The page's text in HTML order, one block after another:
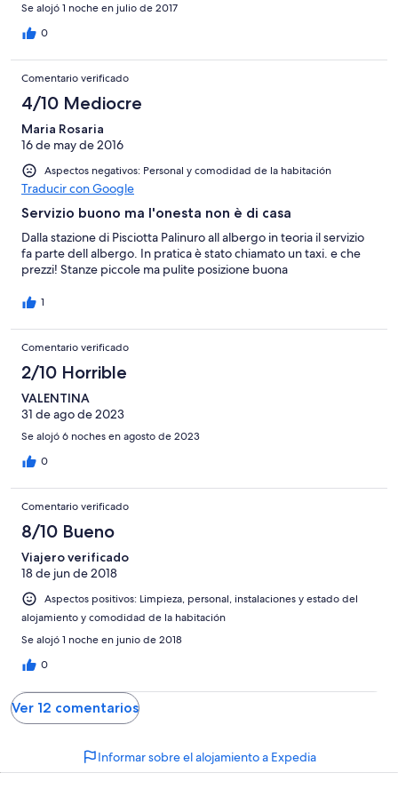
Se alojó 1 noche en julio de 2017
0
Comentario verificado
4/10 Mediocre
Maria Rosaria
16 de may de 2016
Aspectos negativos: Personal y comodidad de la habitación
Traducir con Google
Servizio buono ma l'onesta non è di casa
Dalla stazione di Pisciotta Palinuro all albergo in teoria il servizio
fa parte dell albergo. In pratica è stato chiamato un taxi. e che
prezzi! Stanze piccole ma pulite posizione buona
1
Comentario verificado
2/10 Horrible
VALENTINA
31 de ago de 2023
Se alojó 6 noches en agosto de 2023
0
Comentario verificado
8/10 Bueno
Viajero verificado
18 de jun de 2018
Aspectos positivos: Limpieza, personal, instalaciones y estado del
alojamiento y comodidad de la habitación
Se alojó 1 noche en junio de 2018
0
Ver 12 comentarios
Informar sobre el alojamiento a Expedia